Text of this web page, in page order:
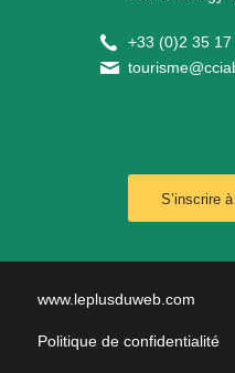
+33 (0)2 35
S’inscrire
www.leplusduweb.com
Politique de confidentialité